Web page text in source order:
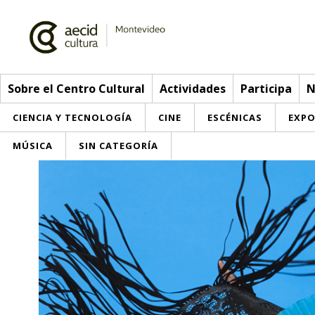
Sobre el Centro Cultural Actividades Participa
CIENCIA Y TECNOLOGÍA CINE ESCÉNICAS
MÚSICA SIN CATEGORÍA
Red AECID
Equipo
Instalaciones
Visítanos
Actividades
> Ir a Actividades
Esta semana
Inscripciones
Participa
Envíanos tu propuesta
Buzón de sugerencias
Noticias
Convocatorias